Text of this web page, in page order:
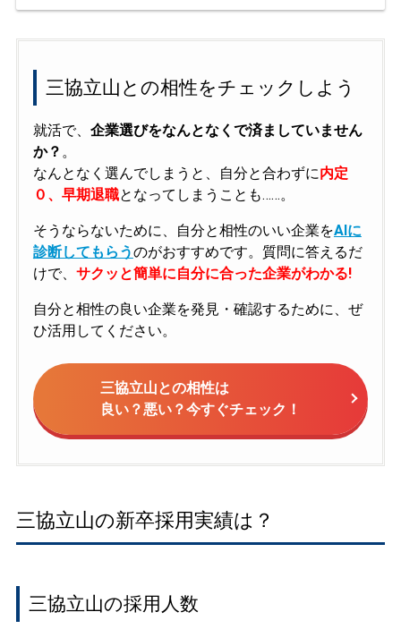
三協立山との相性をチェックしよう
就活で、 企業選びをなんとなくで済ましていません
か？ 。
なんとなく選んでしまうと、自分と合わずに内定
０、早期退職となってしまうことも……。
そうならないために、自分と相性のいい企業をAIに
診断してもらうのがおすすめです。質問に答えるだ
けで、 サクッと簡単に自分に合った企業がわかる!
自分と相性の良い企業を発見・確認するために、ぜ
ひ活用してください。
三協立山との相性は
良い？悪い？今すぐチェック！
三協立山の新卒採用実績は？
三協立山の採用人数